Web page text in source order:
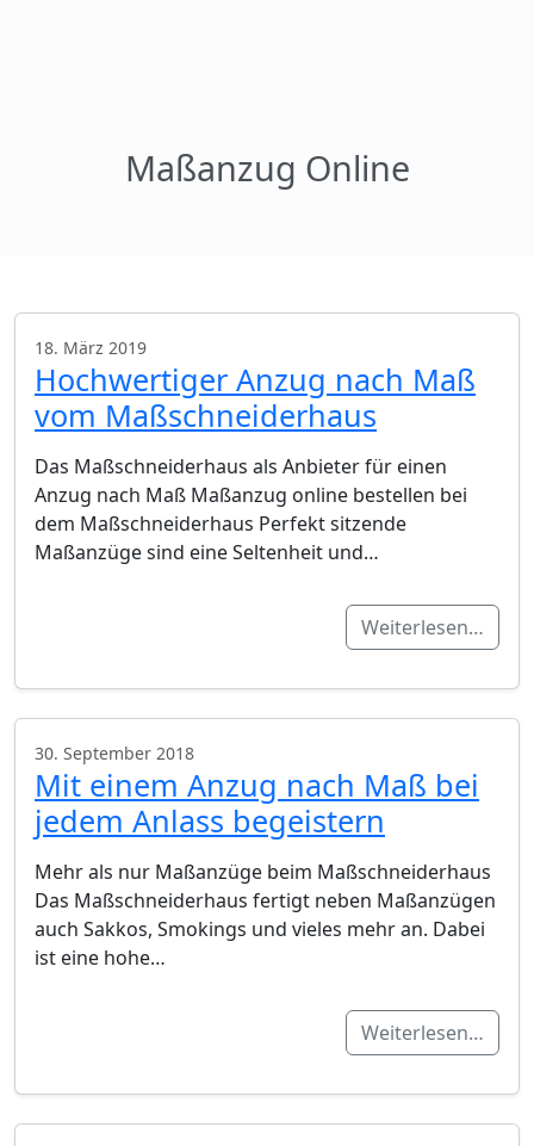
Maßanzug Online
18. März 2019
Hochwertiger Anzug nach Maß
vom Maßschneiderhaus
Das Maßschneiderhaus als Anbieter für einen
Anzug nach Maß Maßanzug online bestellen bei
dem Maßschneiderhaus Perfekt sitzende
Maßanzüge sind eine Seltenheit und…
Weiterlesen…
30. September 2018
Mit einem Anzug nach Maß bei
jedem Anlass begeistern
Mehr als nur Maßanzüge beim Maßschneiderhaus
Das Maßschneiderhaus fertigt neben Maßanzügen
auch Sakkos, Smokings und vieles mehr an. Dabei
ist eine hohe…
Weiterlesen…